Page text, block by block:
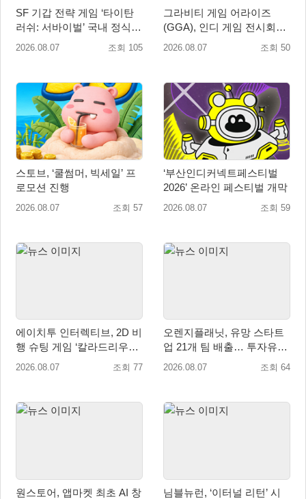
SF 기갑 전략 게임 ‘타이탄
러쉬: 서바이벌’ 국내 정식
출시
2026.08.07 조회 105
그라비티 게임 어라이즈
(GGA), 인디 게임 전시회
‘도쿄 게임 던전 13’ 참가!
2026.08.07 조회 50
스토브, ‘쿨썸머, 빅세일’ 프
로모션 진행
2026.08.07 조회 57
‘부산인디커넥트페스티벌
2026’ 온라인 페스티벌 개막
2026.08.07 조회 59
에이치투 인터렉티브, 2D 비
행 슈팅 게임 ‘칼라드리우스
2/다크 엘레멘트’ 올 겨울 전
2026.08.07 조회 77
오렌지플래닛, 유망 스타트
업 21개 팀 배출… 투자유치∙
매출성장 성과 눈길
2026.08.07 조회 64
원스토어, 앱마켓 최초 AI 창
님블뉴런, ‘이터널 리턴’ 시